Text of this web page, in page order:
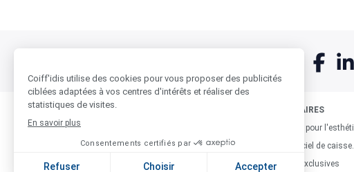
Des magasins pensés pour vous
24 magasins répartis partout en France,
Accessibilité & proximité
Des commerciaux dédiés, des conseillères
COIFF'IDIS & VOUS
Qui sommes nous
Contactez-nous
NOS PARTENAIRES
Beauty-Design, pour
Noa, notre logiciel de caisse.
Nos marques exclusives